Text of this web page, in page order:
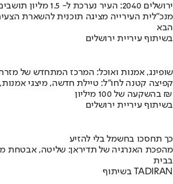
ירושלים 2040: העיר נערכת ל- 1.5 מליון תושבים
מנכ"לית העירייה מציגה תוכנית להשארת
הבא
בשיתוף עיריית ירושלים
שופינג, אמנות ואוכל: המרכז המתחדש של
קפיצה קטנה לחו"ל: טיילת חדשה, מיצגי
בהשקעה של 100 מיליון ₪
בשיתוף עיריית ירושלים
כך תחסכו בחשמל בלי להזיע
מהפכת האנרגיה של תדיראן: שליטה, אבטחת
בבית
בשיתוף TADIRAN